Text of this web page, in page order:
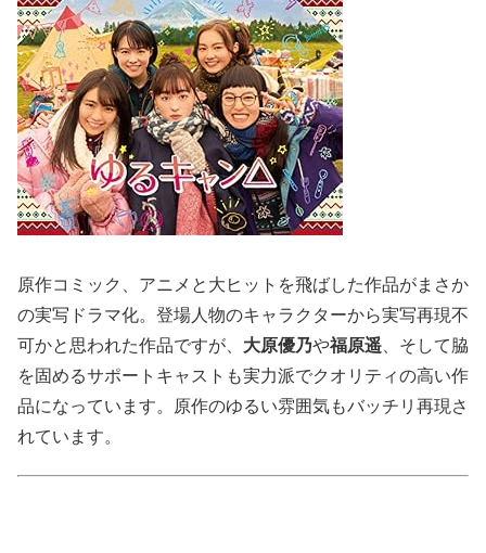
原作コミック、アニメと大ヒットを飛ばした作品がまさか
の実写ドラマ化。登場人物のキャラクターから実写再現不
可かと思われた作品ですが、 大原優乃や福原遥、そして脇
を固めるサポートキャストも実力派でクオリティの高い作
品になっています。原作のゆるい雰囲気もバッチリ再現さ
れています。